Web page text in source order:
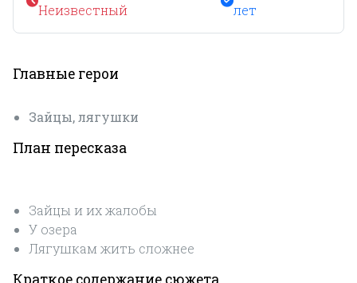
Неизвестный
лет
Главные герои
Зайцы, лягушки
План пересказа
Зайцы и их жалобы
У озера
Лягушкам жить сложнее
Краткое содержание сюжета